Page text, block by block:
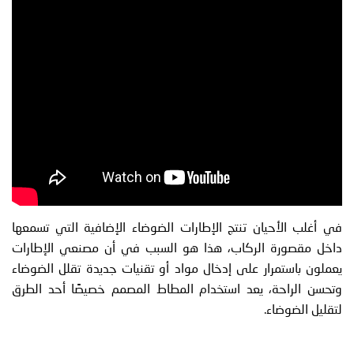
في أغلب الأحيان تنتج الإطارات الضوضاء الإضافية التي تسمعها
داخل مقصورة الركاب، هذا هو السبب في أن مصنعي الإطارات
يعملون باستمرار على إدخال مواد أو تقنيات جديدة تقلل الضوضاء
وتحسن الراحة، يعد استخدام المطاط المصمم خصيصًا أحد الطرق
لتقليل الضوضاء.